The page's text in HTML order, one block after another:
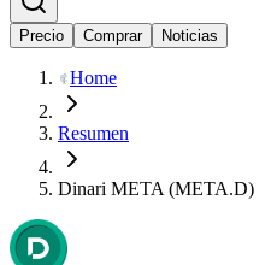
Precio Comprar Noticias
Home
Resumen
Dinari META (META.D)